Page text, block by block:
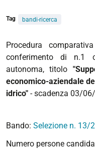
Tag bandi-ricerca
Procedura
conferimento di n.1
autonoma, titolo
economico-aziendale
idrico" - scadenza 03/
Bando: Selezione n. 13/
Numero persone